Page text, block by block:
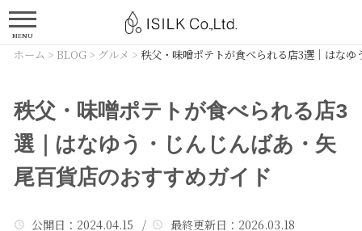
MENU
ホーム > BLOG> グルメ > 秩父・味噌ポテトが食べられる店3選｜はな
秩父・味噌ポテトが食べられる店3
選｜はなゆう・じんじんばあ・矢
尾百貨店のおすすめガイド
公開日 ：2024.04.15 / 最終更新日 ：2026.03.18